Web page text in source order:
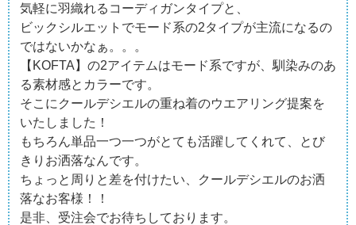
気軽に羽織れるコーディガンタイプと、
ビックシルエットでモード系の2タイプが主流になるの
ではないかなぁ。。。
【KOFTA】の2アイテムはモード系ですが、馴染みのあ
る素材感とカラーです。
そこにクールデシエルの重ね着のウエアリング提案を
いたしました！
もちろん単品一つ一つがとても活躍してくれて、とび
きりお洒落なんです。
ちょっと周りと差を付けたい、クールデシエルのお洒
落なお客様！！
是非、受注会でお待ちしております。